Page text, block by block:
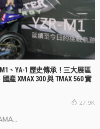
、YA-1 歷史傳承！三大展區
產 XMAX 300 與 TMAX 560 實
27.9K